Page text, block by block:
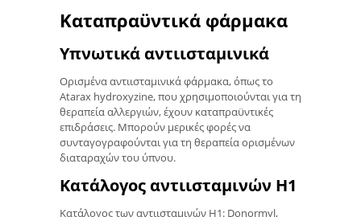
Καταπραϋντικά φάρμακα
Υπνωτικά αντιισταμινικά
Ορισμένα αντιισταμινικά φάρμακα, όπως το
Atarax hydroxyzine, που χρησιμοποιούνται για τη
θεραπεία αλλεργιών, έχουν καταπραϋντικές
επιδράσεις. Μπορούν μερικές φορές να
συνταγογραφούνται για τη θεραπεία ορισμένων
διαταραχών του ύπνου.
Κατάλογος αντιισταμινών H1
Κατάλογος των αντιισταμινών H1: Donormyl,